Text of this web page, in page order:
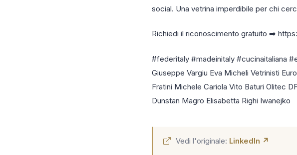
social. Una vetrina imperdibile per chi
Richiedi il riconoscimento gratuito ➡️
#federitaly #madeinitaly #cucinaitaliana
Giuseppe Vargiu Eva Micheli Vetrinisti
Fratini Michele Cariola Vito Baturi Olitec
Dunstan Magro Elisabetta Righi Iwanejko
Vedi l'originale: LinkedIn ↗